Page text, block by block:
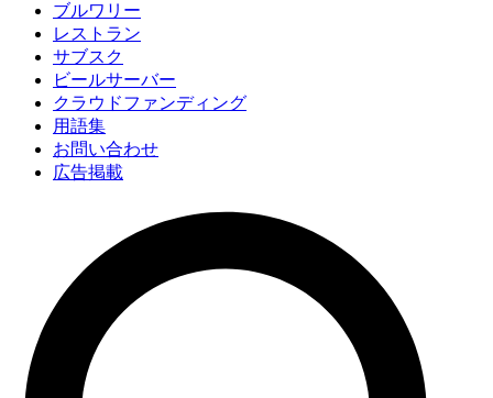
ブルワリー
レストラン
サブスク
ビールサーバー
クラウドファンディング
用語集
お問い合わせ
広告掲載